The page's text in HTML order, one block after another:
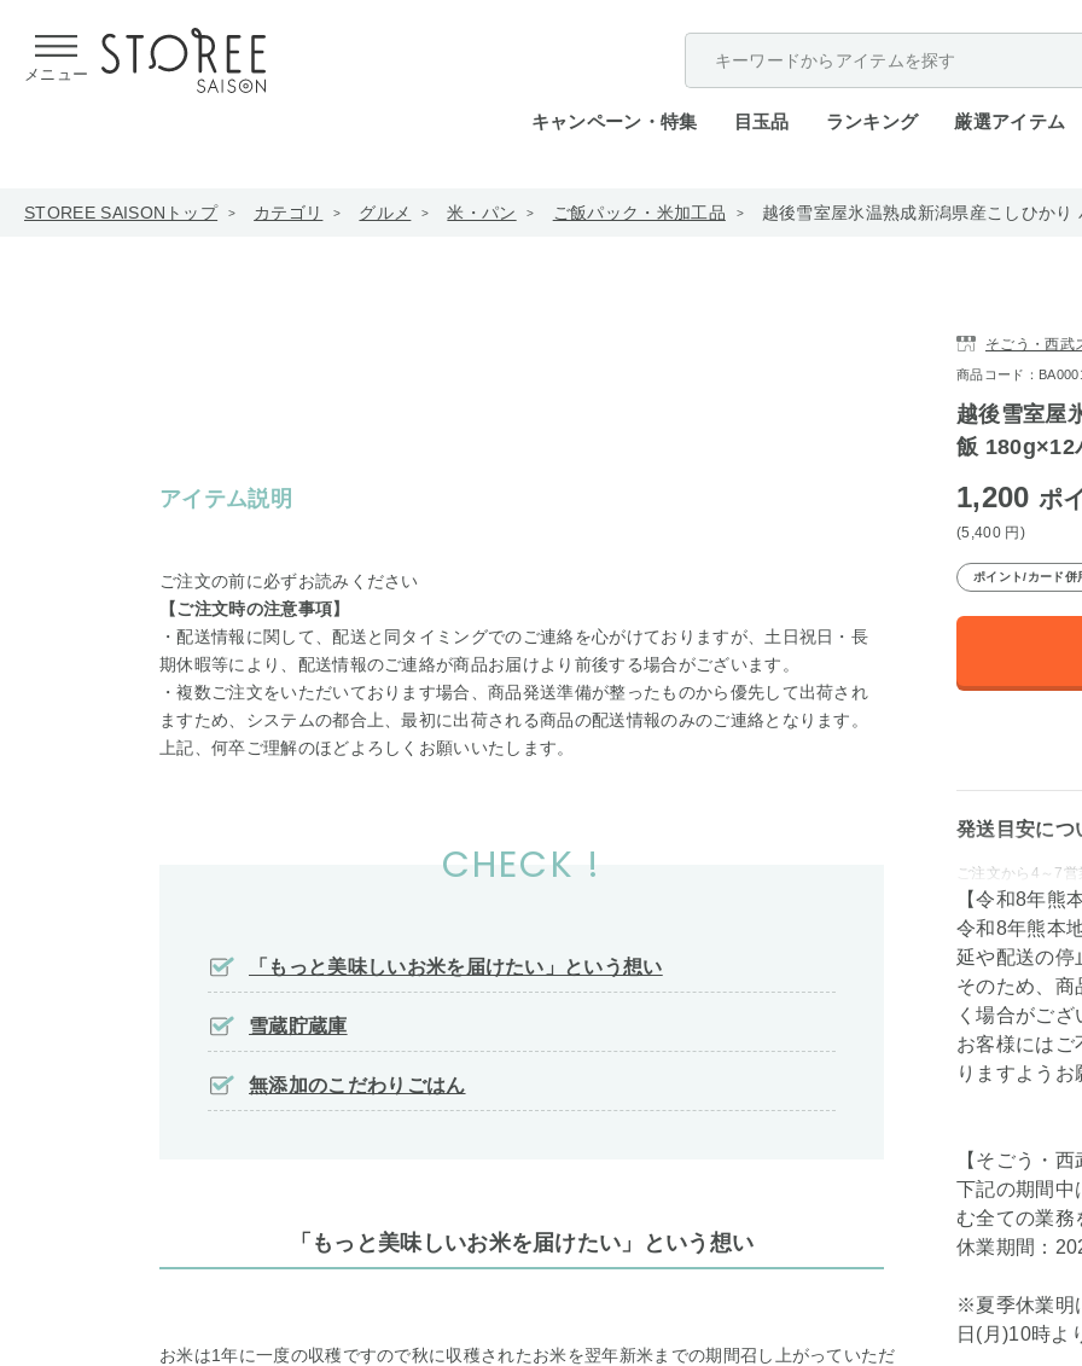
メニュー
キャンペーン・特集 目玉品 ランキング 厳選アイテム
STOREE SAISONトップ カテゴリ グルメ 米・パン ご飯パック・米加工品 越後雪室屋氷温熟成新潟県産こしひか
アイテム説明
ご注文の前に必ずお読みください
【ご注文時の注意事項】
・配送情報に関して、配送と同タイミングでのご連絡を心がけておりますが、土日祝日・長
期休暇等により、配送情報のご連絡が商品お届けより前後する場合がございます。
・複数ご注文をいただいております場合、商品発送準備が整ったものから優先して出荷され
ますため、システムの都合上、最初に出荷される商品の配送情報のみのご連絡となります。
上記、何卒ご理解のほどよろしくお願いいたします。
CHECK !
「もっと美味しいお米を届けたい」という想い
雪蔵貯蔵庫
無添加のこだわりごはん
「もっと美味しいお米を届けたい」という想い
お米は1年に一度の収穫ですので秋に収穫されたお米を翌年新米までの期間召し上がっていただ
そごう・西武
商品コード：
越後雪室屋
飯 180g×12
1,200 ポ
(5,400 円 )
ポイント/カード併
発送目安につ
ご注文から4～7
【令和8年熊
令和8年熊本
延や配送の停
そのため、商
く場合がござ
お客様にはご
りますよう
【そごう・
下記の期間中
む全ての業務
休業期間：
※夏季休業明
日(月)10時よ